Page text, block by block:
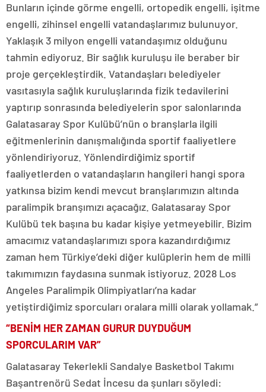
Bunların içinde görme engelli, ortopedik engelli, işitme
engelli, zihinsel engelli vatandaşlarımız bulunuyor.
Yaklaşık 3 milyon engelli vatandaşımız olduğunu
tahmin ediyoruz. Bir sağlık kuruluşu ile beraber bir
proje gerçekleştirdik. Vatandaşları belediyeler
vasıtasıyla sağlık kuruluşlarında fizik tedavilerini
yaptırıp sonrasında belediyelerin spor salonlarında
Galatasaray Spor Kulübü’nün o branşlarla ilgili
eğitmenlerinin danışmalığında sportif faaliyetlere
yönlendiriyoruz. Yönlendirdiğimiz sportif
faaliyetlerden o vatandaşların hangileri hangi spora
yatkınsa bizim kendi mevcut branşlarımızın altında
paralimpik branşımızı açacağız. Galatasaray Spor
Kulübü tek başına bu kadar kişiye yetmeyebilir. Bizim
amacımız vatandaşlarımızı spora kazandırdığımız
zaman hem Türkiye’deki diğer kulüplerin hem de milli
takımımızın faydasına sunmak istiyoruz. 2028 Los
Angeles Paralimpik Olimpiyatları’na kadar
yetiştirdiğimiz sporcuları oralara milli olarak yollamak.”
“BENİM HER ZAMAN GURUR DUYDUĞUM
SPORCULARIM VAR”
Galatasaray Tekerlekli Sandalye Basketbol Takımı
Başantrenörü Sedat İncesu da şunları söyledi: